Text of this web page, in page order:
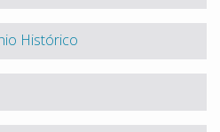
Histórico